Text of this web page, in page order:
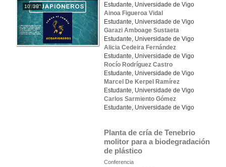
10' 39''
Estudante, Universidade de Vigo
Ainoa Figueroa Vidal
Estudante, Universidade de Vigo
Garazi Amboage Sustaeta
Estudante, Universidade de Vigo
Alicia Cedeira Fernández
Estudante, Universidade de Vigo
Rocío Rodríguez Castro
Estudante, Universidade de Vigo
Marcel De Kerpel Ramírez
Estudante, Universidade de Vigo
Carlos Sarmiento Gómez
Estudante, Universidade de Vigo
Planta de cría de Tenebrio
molitor para a biodegradación
de plástico
Conferencia